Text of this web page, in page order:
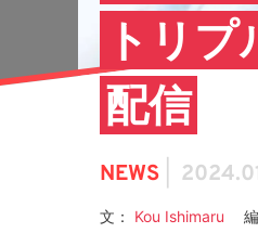
トリ
配信
NEWS
文： Kou Ishimaru